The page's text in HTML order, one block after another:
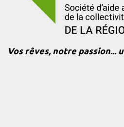
Vos rêves, notre passion...